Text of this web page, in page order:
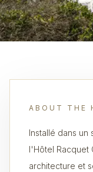
ABOUT THE
Installé dans
l'Hôtel Racquet
architecture et